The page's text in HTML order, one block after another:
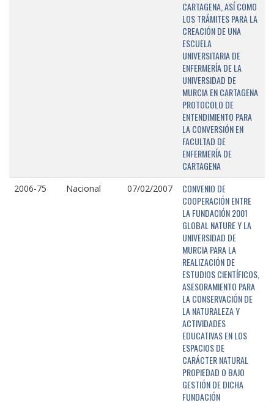
CARTAGENA, ASÍ COMO
LOS TRÁMITES PARA LA
CREACIÓN DE UNA
ESCUELA
UNIVERSITARIA DE
ENFERMERÍA DE LA
UNIVERSIDAD DE
MURCIA EN CARTAGENA
PROTOCOLO DE
ENTENDIMIENTO PARA
LA CONVERSIÓN EN
FACULTAD DE
ENFERMERÍA DE
CARTAGENA
2006-75 Nacional 07/02/2007
CONVENIO DE
COOPERACIÓN ENTRE
LA FUNDACIÓN 2001
GLOBAL NATURE Y LA
UNIVERSIDAD DE
MURCIA PARA LA
REALIZACIÓN DE
ESTUDIOS CIENTÍFICOS,
ASESORAMIENTO PARA
LA CONSERVACIÓN DE
LA NATURALEZA Y
ACTIVIDADES
EDUCATIVAS EN LOS
ESPACIOS DE
CARÁCTER NATURAL
PROPIEDAD O BAJO
GESTIÓN DE DICHA
FUNDACIÓN